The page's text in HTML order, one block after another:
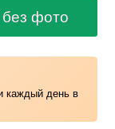
фото
каждый день в